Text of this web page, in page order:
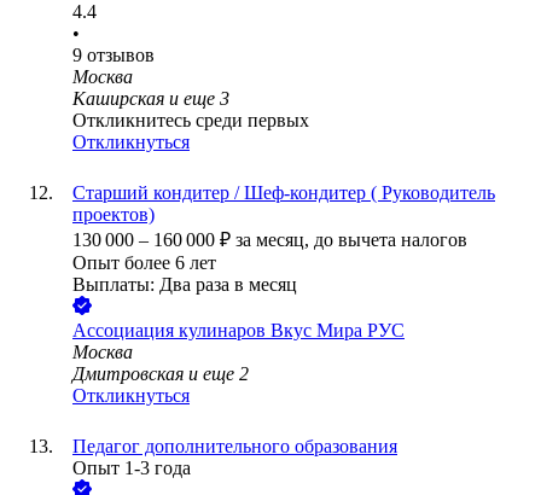
4.4
•
9 отзывов
Москва
Каширская и еще 3
Откликнитесь среди первых
Откликнуться
Старший кондитер / Шеф-кондитер ( Руководитель
проектов)
130 000 – 160 000 ₽ за месяц, до вычета налогов
Опыт более 6 лет
Выплаты: Два раза в месяц
Ассоциация кулинаров Вкус Мира РУС
Москва
Дмитровская и еще 2
Откликнуться
Педагог дополнительного образования
Опыт 1-3 года